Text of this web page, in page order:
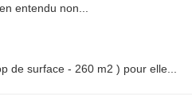
entendu non...
de surface - 260 m2 ) pour elle...